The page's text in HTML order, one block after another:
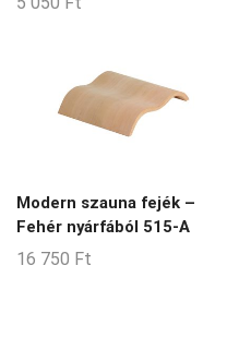
Modern szauna fejék –
Fehér nyárfából 515-A
16 750 Ft